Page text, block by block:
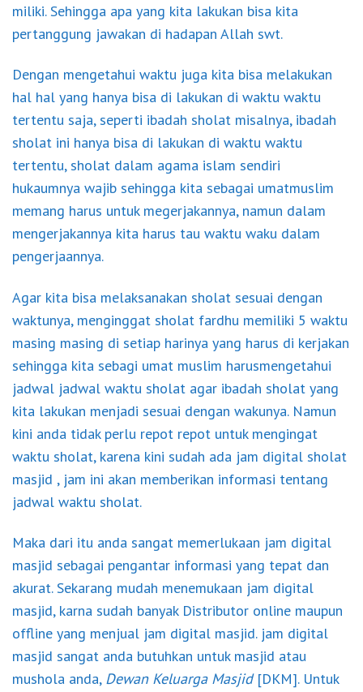
miliki. Sehingga apa yang kita lakukan bisa kita
pertanggung jawakan di hadapan Allah swt.
Dengan mengetahui waktu juga kita bisa melakukan
hal hal yang hanya bisa di lakukan di waktu waktu
tertentu saja, seperti ibadah sholat misalnya, ibadah
sholat ini hanya bisa di lakukan di waktu waktu
tertentu, sholat dalam agama islam sendiri
hukaumnya wajib sehingga kita sebagai umatmuslim
memang harus untuk megerjakannya, namun dalam
mengerjakannya kita harus tau waktu waku dalam
pengerjaannya.
Agar kita bisa melaksanakan sholat sesuai dengan
waktunya, menginggat sholat fardhu memiliki 5 waktu
masing masing di setiap harinya yang harus di kerjakan
sehingga kita sebagi umat muslim harusmengetahui
jadwal jadwal waktu sholat agar ibadah sholat yang
kita lakukan menjadi sesuai dengan wakunya. Namun
kini anda tidak perlu repot repot untuk mengingat
waktu sholat, karena kini sudah ada jam digital sholat
masjid , jam ini akan memberikan informasi tentang
jadwal waktu sholat.
Maka dari itu anda sangat memerlukaan jam digital
masjid sebagai pengantar informasi yang tepat dan
akurat. Sekarang mudah menemukaan jam digital
masjid, karna sudah banyak Distributor online maupun
offline yang menjual jam digital masjid. jam digital
masjid sangat anda butuhkan untuk masjid atau
mushola anda, Dewan Keluarga Masjid[DKM]. Untuk